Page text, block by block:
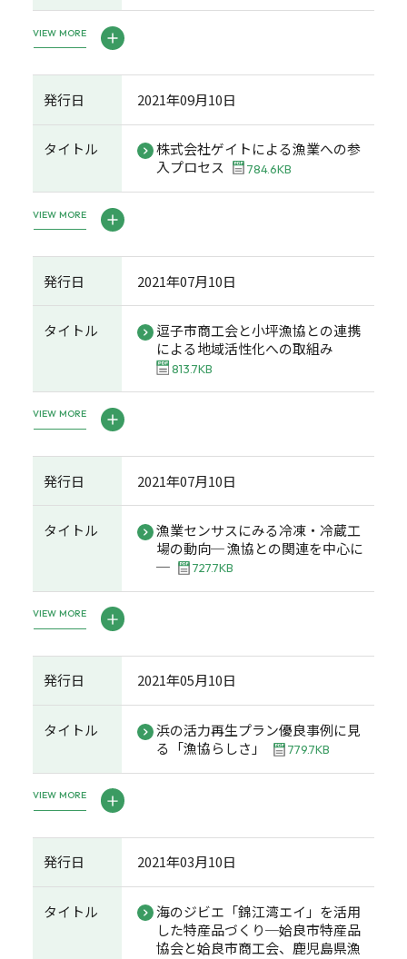
VIEW MORE
発行日 2021年09月10日
タイトル
株式会社ゲイトによる漁業への参
入プロセス
784.6KB
VIEW MORE
発行日 2021年07月10日
タイトル
逗子市商工会と小坪漁協との連携
による地域活性化への取組み
813.7KB
VIEW MORE
発行日 2021年07月10日
タイトル
漁業センサスにみる冷凍・冷蔵工
場の動向─ 漁協との関連を中心に
─
727.7KB
VIEW MORE
発行日 2021年05月10日
タイトル
浜の活力再生プラン優良事例に見
る「漁協らしさ」
779.7KB
VIEW MORE
発行日 2021年03月10日
タイトル
海のジビエ「錦江湾エイ」を活用
した特産品づくり─姶良市特産品
協会と姶良市商工会、鹿児島県漁